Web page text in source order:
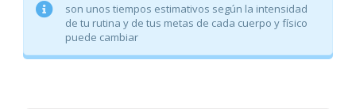
son unos tiempos estimativos según la intensidad
de tu rutina y de tus metas de cada cuerpo y físico
puede cambiar